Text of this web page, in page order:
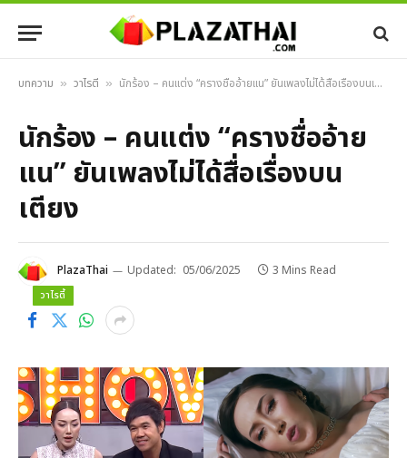
บทความ » วาไรตี้ » นักร้อง – คนแต่ง “ครางชื่ออ้ายแน” ยันเพลงไม่ได้สื่อเรื่องบนเตียง
นักร้อง – คนแต่ง “ครางชื่ออ้าย
แน” ยันเพลงไม่ได้สื่อเรื่องบน
เตียง
PlazaThai Updated: 05/06/2025 3 Mins Read
วาไรตี้